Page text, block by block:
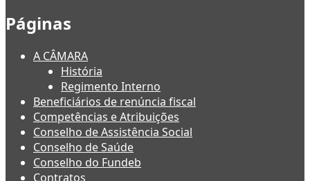
Páginas
A CÂMARA
História
Regimento Interno
Beneficiários de renúncia fiscal
Competências e Atribuições
Conselho de Assistência Social
Conselho de Saúde
Conselho do Fundeb
Contratos